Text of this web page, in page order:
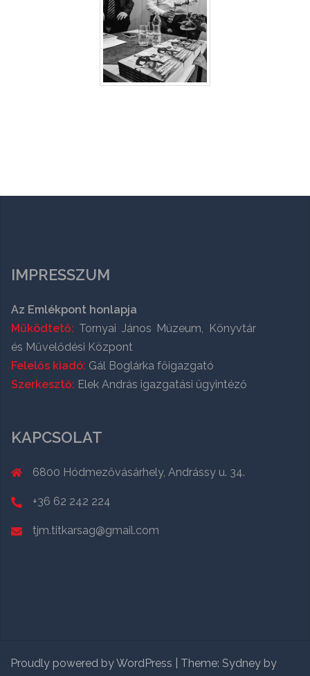
IMPRESSZUM
Az Emlékpont honlapja
Működtető: Tornyai János Múzeum, Könyvtár
és Művelődési Központ
Felelős kiadó: Gál Boglárka főigazgató
Szerkesztő: Elek András igazgatási ügyintéző
KAPCSOLAT
6800 Hódmezővásárhely, Andrássy u. 34.
+36 62 242 224
tjm.titkarsag@gmail.com
Proudly powered by WordPress Theme: Sydney by